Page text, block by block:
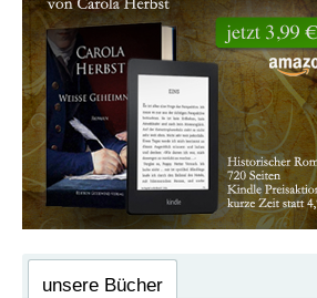
unsere Bücher